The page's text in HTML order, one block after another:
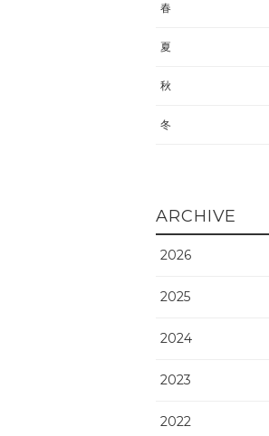
春
夏
秋
冬
ARCHIVE
2026
2025
2024
2023
2022